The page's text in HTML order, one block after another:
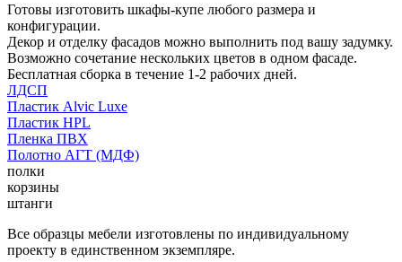
Готовы изготовить шкафы-купе любого размера и
конфигурации.
Декор и отделку фасадов можно выполнить под вашу задумку.
Возможно сочетание нескольких цветов в одном фасаде.
Бесплатная сборка в течение 1-2 рабочих дней.
ЛДСП
Пластик Alvic Luxe
Пластик HPL
Пленка ПВХ
Полотно АГТ (МДФ)
полки
корзины
штанги
Все образцы мебели изготовлены по индивидуальному
проекту в единственном экземпляре.